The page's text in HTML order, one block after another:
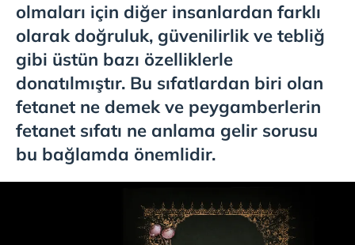
olmaları için diğer insanlardan farklı
olarak doğruluk, güvenilirlik ve tebliğ
gibi üstün bazı özelliklerle
donatılmıştır. Bu sıfatlardan biri olan
fetanet ne demek ve peygamberlerin
fetanet sıfatı ne anlama gelir sorusu
bu bağlamda önemlidir.